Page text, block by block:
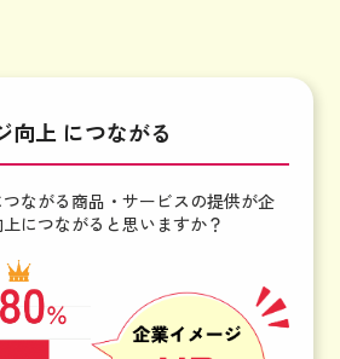
向上 につながる
ながる商品・サービスの提供が企
につながると思いますか？